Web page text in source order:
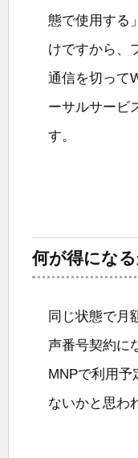
態で使用する
けですから、
通信を切って
ーサルサービ
す。
何が得にな
同じ状態で月
声番号契約に
MNPで利用
ないかと思わ